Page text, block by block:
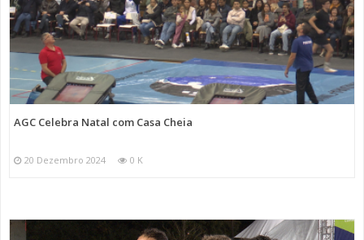
AGC Celebra Natal com Casa Cheia
20 Dezembro 2024 0 K